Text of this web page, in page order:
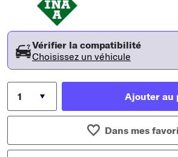
Vérifier la compatibilité
Choisissez un véhicule
Ajouter au
Dans mes